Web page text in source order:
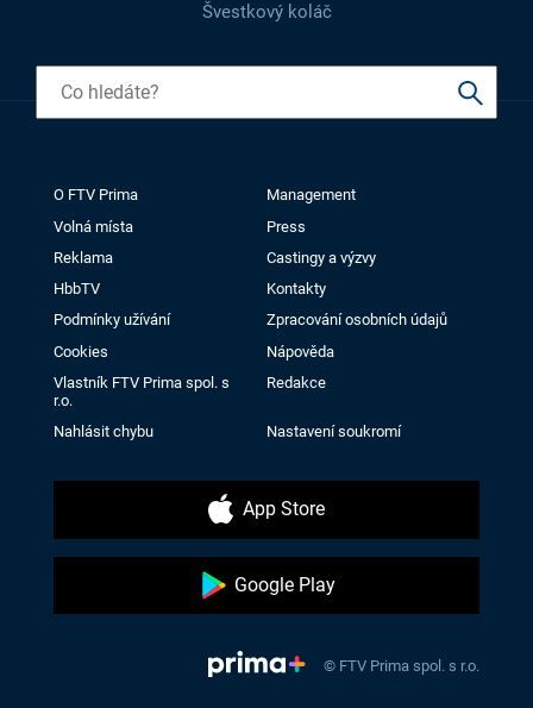
Švestkový koláč
O FTV Prima
Management
Volná místa
Press
Reklama
Castingy a výzvy
HbbTV
Kontakty
Podmínky užívání
Zpracování osobních údajů
Cookies
Nápověda
Vlastník FTV Prima spol. s
r.o.
Redakce
Nahlásit chybu Nastavení soukromí
App Store
Google Play
© FTV Prima spol. s r.o.